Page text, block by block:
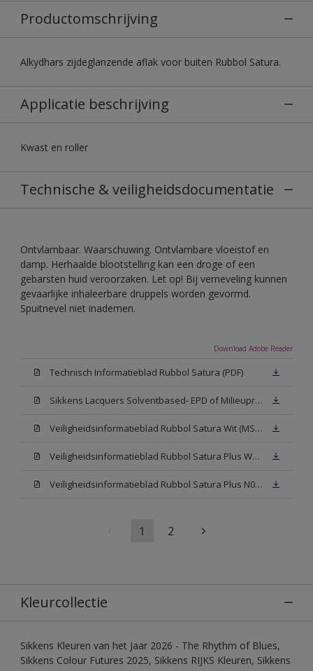
Productomschrijving
Alkydhars zijdeglanzende aflak voor buiten Rubbol Satura.
Applicatie beschrijving
Kwast en roller
Technische & veiligheidsdocumentatie
Ontvlambaar. Waarschuwing. Ontvlambare vloeistof en
damp. Herhaalde blootstelling kan een droge of een
gebarsten huid veroorzaken. Let op! Bij verneveling kunnen
gevaarlijke inhaleerbare druppels worden gevormd.
Spuitnevel niet inademen.
Download Adobe Reader
Technisch Informatieblad Rubbol Satura (PDF)
Sikkens Lacquers Solventbased- EPD of Milieuproductverklaring
Veiligheidsinformatieblad Rubbol Satura Wit (MSDS)
Veiligheidsinformatieblad Rubbol Satura Plus W05 (MSDS)
Veiligheidsinformatieblad Rubbol Satura Plus N00 (MSDS)
1 2
Kleurcollectie
Sikkens Kleuren van het Jaar 2026 - The Rhythm of Blues,
Sikkens Colour Futures 2025, Sikkens RIJKS Kleuren, Sikkens